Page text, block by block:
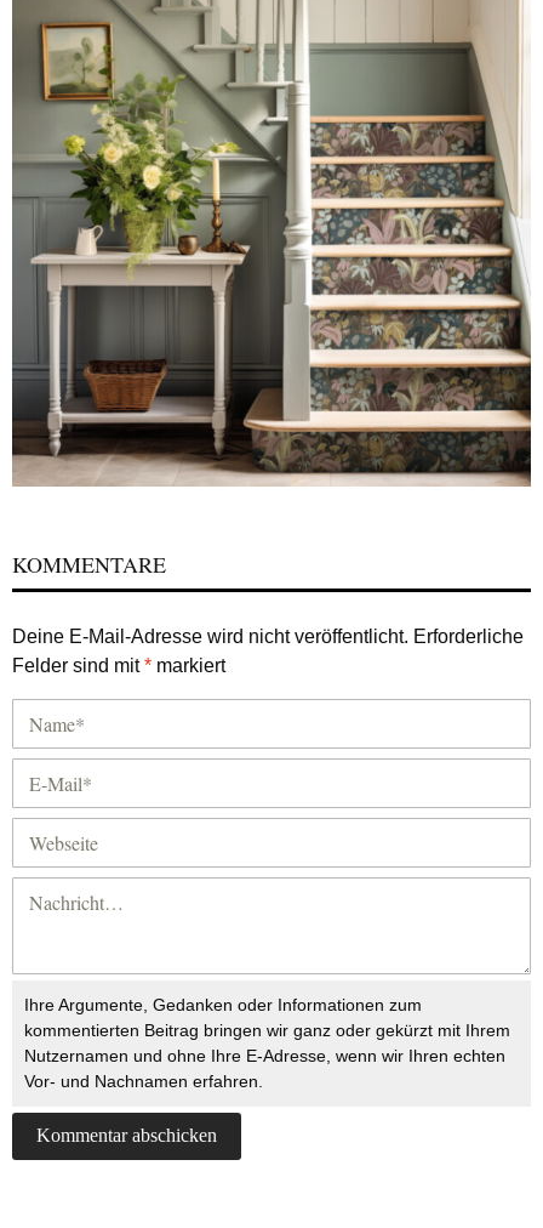
KOMMENTARE
Deine E-Mail-Adresse wird nicht veröffentlicht. Erforderliche
Felder sind mit* markiert
Ihre Argumente, Gedanken oder Informationen zum
kommentierten Beitrag bringen wir ganz oder gekürzt mit Ihrem
Nutzernamen und ohne Ihre E-Adresse, wenn wir Ihren echten
Vor- und Nachnamen erfahren.